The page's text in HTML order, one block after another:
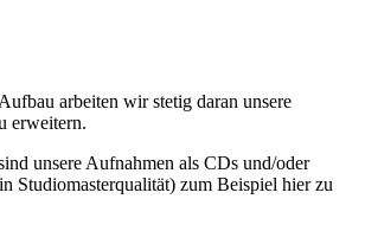
arbeiten wir stetig daran unsere
erweitern.
unsere Aufnahmen als CDs und/oder
Studiomasterqualität) zum Beispiel hier zu